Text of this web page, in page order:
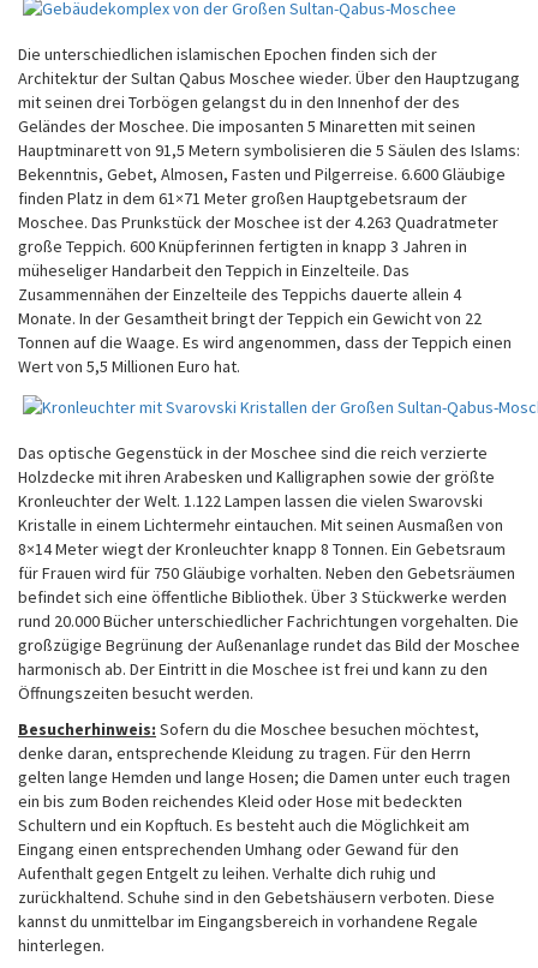
Die unterschiedlichen islamischen Epochen finden sich der
Architektur der Sultan Qabus Moschee wieder. Über den Hauptzugang
mit seinen drei Torbögen gelangst du in den Innenhof der des
Geländes der Moschee. Die imposanten 5 Minaretten mit seinen
Hauptminarett von 91,5 Metern symbolisieren die 5 Säulen des Islams:
Bekenntnis, Gebet, Almosen, Fasten und Pilgerreise. 6.600 Gläubige
finden Platz in dem 61×71 Meter großen Hauptgebetsraum der
Moschee. Das Prunkstück der Moschee ist der 4.263 Quadratmeter
große Teppich. 600 Knüpferinnen fertigten in knapp 3 Jahren in
müheseliger Handarbeit den Teppich in Einzelteile. Das
Zusammennähen der Einzelteile des Teppichs dauerte allein 4
Monate. In der Gesamtheit bringt der Teppich ein Gewicht von 22
Tonnen auf die Waage. Es wird angenommen, dass der Teppich einen
Wert von 5,5 Millionen Euro hat.
Das optische Gegenstück in der Moschee sind die reich verzierte
Holzdecke mit ihren Arabesken und Kalligraphen sowie der größte
Kronleuchter der Welt. 1.122 Lampen lassen die vielen Swarovski
Kristalle in einem Lichtermehr eintauchen. Mit seinen Ausmaßen von
8×14 Meter wiegt der Kronleuchter knapp 8 Tonnen. Ein Gebetsraum
für Frauen wird für 750 Gläubige vorhalten. Neben den Gebetsräumen
befindet sich eine öffentliche Bibliothek. Über 3 Stückwerke werden
rund 20.000 Bücher unterschiedlicher Fachrichtungen vorgehalten. Die
großzügige Begrünung der Außenanlage rundet das Bild der Moschee
harmonisch ab. Der Eintritt in die Moschee ist frei und kann zu den
Öffnungszeiten besucht werden.
Besucherhinweis: Sofern du die Moschee besuchen möchtest,
denke daran, entsprechende Kleidung zu tragen. Für den Herrn
gelten lange Hemden und lange Hosen; die Damen unter euch tragen
ein bis zum Boden reichendes Kleid oder Hose mit bedeckten
Schultern und ein Kopftuch. Es besteht auch die Möglichkeit am
Eingang einen entsprechenden Umhang oder Gewand für den
Aufenthalt gegen Entgelt zu leihen. Verhalte dich ruhig und
zurückhaltend. Schuhe sind in den Gebetshäusern verboten. Diese
kannst du unmittelbar im Eingangsbereich in vorhandene Regale
hinterlegen.